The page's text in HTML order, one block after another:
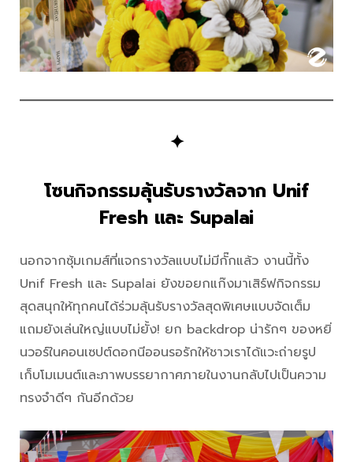
✦
โซนกิจกรรมลุ้นรับรางวัลจาก Unif
Fresh และ Supalai
นอกจากซุ้มเกมส์ที่แจกรางวัลแบบไม่มีกั๊กแล้ว งานนี้ทั้ง
Unif Fresh และ Supalai ยังขอยกแก๊งมาเสิร์ฟกิจกรรม
สุดสนุกให้ทุกคนได้ร่วมลุ้นรับรางวัลสุดพิเศษแบบจัดเต็ม
แถมยังเล่นใหญ่แบบไม่ยั้ง! ยก backdrop น่ารักๆ ของหยิ่
นวอร์ในคอนเซปต์ดอกนีออนรอรักให้ชาวเราได้แวะถ่ายรูป
เก็บโมเมนต์และภาพบรรยากาศภายในงานกลับไปเป็นความ
ทรงจำดีๆ กันอีกด้วย